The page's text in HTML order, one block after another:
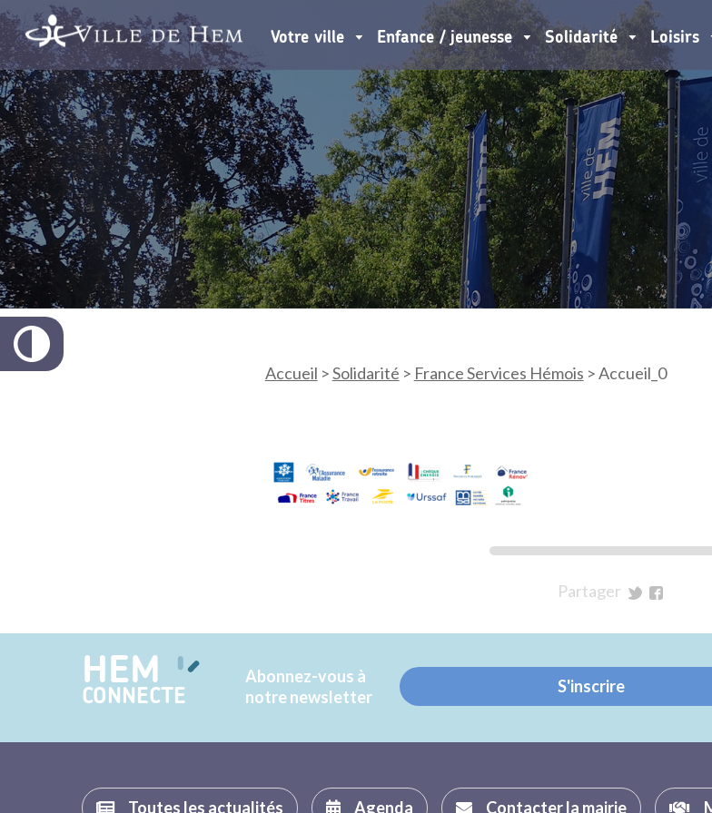
Votre ville Enfance / jeunesse Solidarité Loisirs
Accueil >Solidarité > France Services Hémois >Accueil_0
Partager
Twitter
HEM
CONNECTE
Abonnez-vous à
notre newsletter
S'inscrire
Toutes les actualités Agenda Contacter la mairie